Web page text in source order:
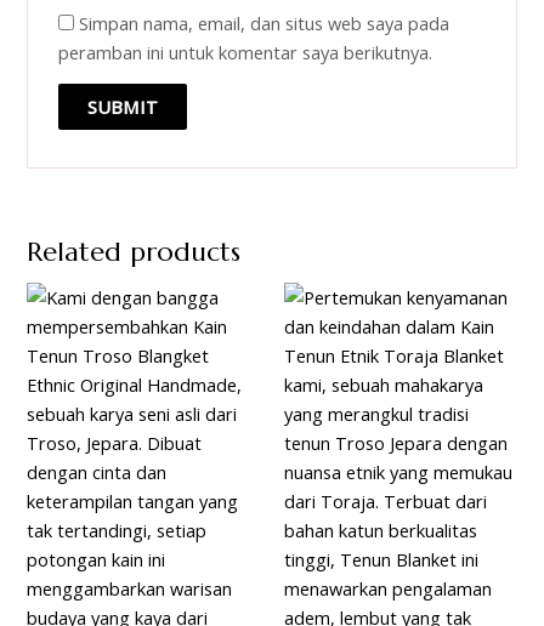
Simpan nama, email, dan situs web saya pada
peramban ini untuk komentar saya berikutnya.
Related products